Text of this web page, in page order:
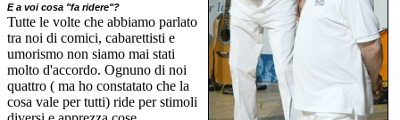
E a voi cosa "fa ridere"?
Tutte le volte che abbiamo parlato
tra noi di comici, cabarettisti e
umorismo non siamo mai stati
molto d'accordo. Ognuno di noi
quattro ( ma ho constatato che la
cosa vale per tutti) ride per stimoli